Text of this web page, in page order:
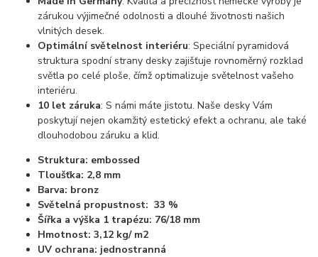
zárukou výjimečné odolnosti a dlouhé životnosti našich
vlnitých desek.
Optimální světelnost interiéru: Speciální pyramidová
struktura spodní strany desky zajišťuje rovnoměrný rozklad
světla po celé ploše, čímž optimalizuje světelnost vašeho
interiéru.
10 let záruka: S námi máte jistotu. Naše desky Vám
poskytují nejen okamžitý estetický efekt a ochranu, ale také
dlouhodobou záruku a klid.
Struktura: embossed
Tloušťka: 2,8 mm
Barva: bronz
Světelná propustnost: 33 %
Šířka a výška 1 trapézu: 76/18 mm
Hmotnost:3,12 kg/ m2
UV ochrana: jednostranná